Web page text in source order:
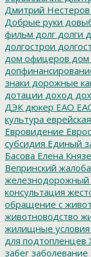
Дмитрий Нестеров
Добрые руки
фильм долг долги
долгострои
дом офицеров дом
знаки дорожные
дотации доход
ДЭК дюкер ЕАО
культура
Евровидение
субсидия Единый
Басова Елена
Вепринский жалоба
железнодорожный
консультация
обращение с
животноводство
жилищные условия
для подтопленцев
забег заболевание